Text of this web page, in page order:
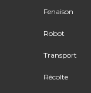
Fenaison
Robot
Transport
Récolte